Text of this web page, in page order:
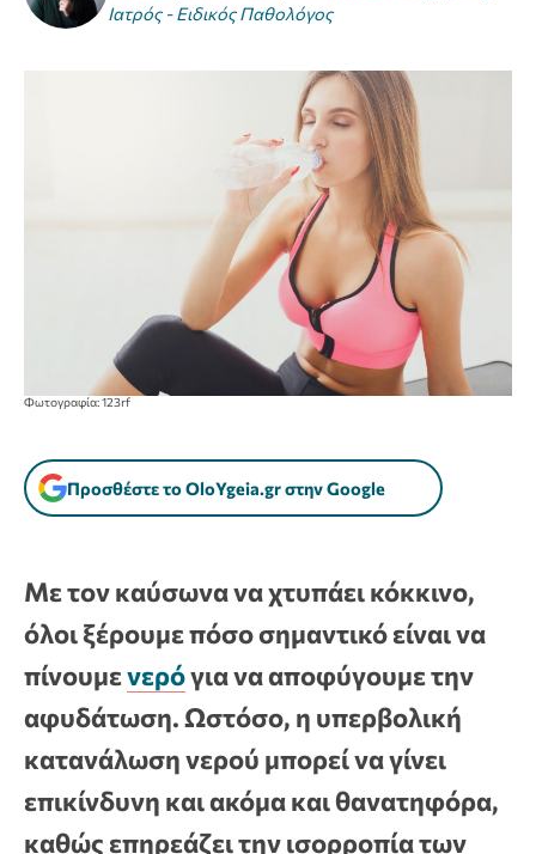
Ιατρός - Ειδικός Παθολόγος
Φωτογραφία: 123rf
Προσθέστε το OloYgeia.gr στην Google
Με τον καύσωνα να χτυπάει κόκκινο,
όλοι ξέρουμε πόσο σημαντικό είναι να
πίνουμενερόγια να αποφύγουμε την
αφυδάτωση. Ωστόσο, η υπερβολική
κατανάλωση νερού μπορεί να γίνει
επικίνδυνη και ακόμα και θανατηφόρα,
καθώς επηρεάζει την ισορροπία των